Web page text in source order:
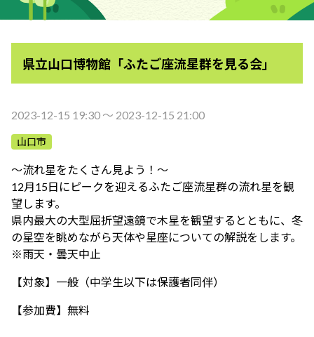
ごみを減らす
自然環境を守る
ふれあう・学ぶ
県立山口博物館「ふたご座流星群を見る会」
2023-12-15 19:30 〜 2023-12-15 21:00
山口市
～流れ星をたくさん見よう！～
12月15日にピークを迎えるふたご座流星群の流れ星を観
望します。
県内最大の大型屈折望遠鏡で木星を観望するとともに、冬
の星空を眺めながら天体や星座についての解説をします。
※雨天・曇天中止
【対象】一般（中学生以下は保護者同伴）
【参加費】無料